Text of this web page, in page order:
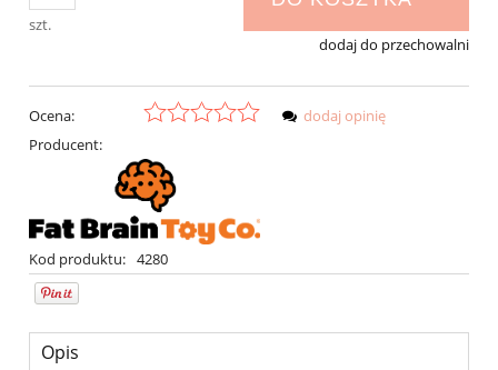
szt.
dodaj do przechowalni
Ocena:
Producent:
Kod produktu: 4280
dodaj opinię
Opis